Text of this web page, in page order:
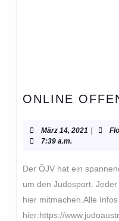
ONLINE
März 14, 2021 März
7:39 a.m.
Der ÖJV hat ein spannendes Onlineseminar gestartet rund
um den Judosport.
hier mitmachen.Alle
hier:https://